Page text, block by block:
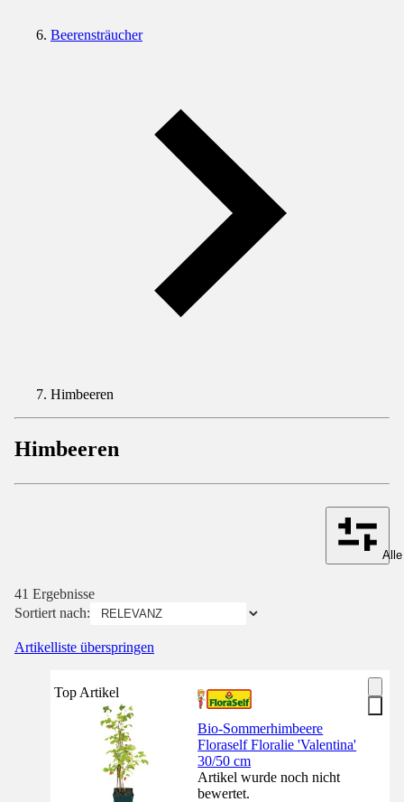
Beerensträucher
Himbeeren
Himbeeren
41 Ergebnisse
Sortiert nach:
Artikelliste überspringen
Top Artikel
Bio-Sommerhimbeere
Floraself Floralie 'Valentina'
30/50 cm
Artikel wurde noch nicht
bewertet.